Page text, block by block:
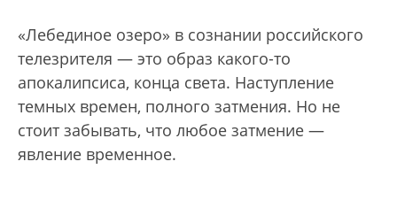
«Лебединое озеро» в сознании российского
телезрителя — это образ какого-то
апокалипсиса, конца света. Наступление
темных времен, полного затмения. Но не
стоит забывать, что любое затмение —
явление временное.